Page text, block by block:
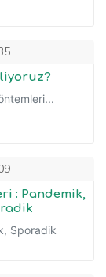
: Pandemik,
Sporadik